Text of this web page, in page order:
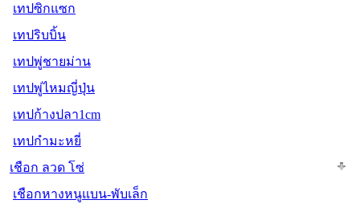
เทปซิกแซก
เทปริบบิ้น
เทปพู่ชายม่าน
เทปพู่ไหมญี่ปุ่น
เทปก้างปลา1cm
เทปกำมะหยี่
เชือก ลวด โซ่
เชือกหางหนูแบน-พับเล็ก